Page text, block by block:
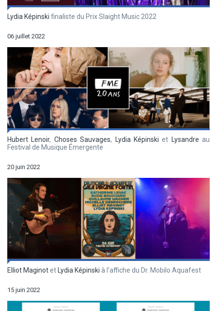
Lydia Képinski finaliste du Prix Slaight Music 2022
06 juillet 2022
Hubert Lenoir, Choses Sauvages, Lydia Képinski et Lysandre au
Festival de Musique Émergente
20 juin 2022
Elliot Maginotet Lydia Képinski à l'affiche du Dr. Mobilo Aquafest
15 juin 2022